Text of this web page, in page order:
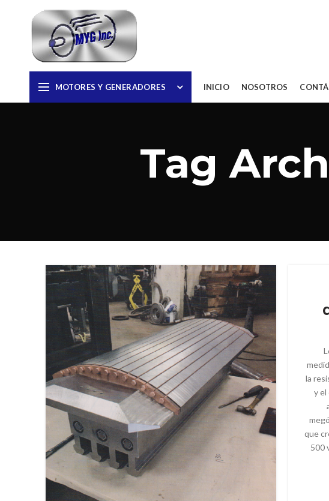
MOTORES Y GENERADORES INICIO NOSOTROS
Tag
la
y el
que
500